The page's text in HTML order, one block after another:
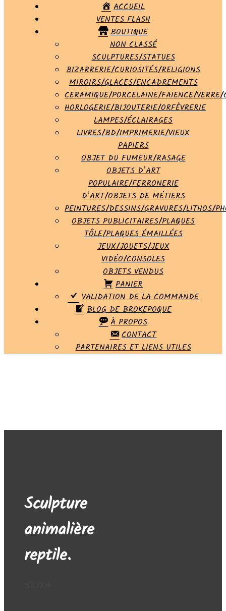
ACCUEIL
VENTES FLASH
BOUTIQUE
NON CLASSÉ
SCULPTURES/STATUES
BIZARRERIE/CURIOSITÉS/RELIGIONS
MIROIRS/GLACES/ENCADREMENTS
CERAMIQUE/PORCELAINE/FAIENCE/VERRE/
HORLOGERIE/BIJOUTERIE/ORFÈVRERIE
LAMPES/ÉCLAIRAGES
LIVRES/BD/IMPRIMERIE/VIEUX
PAPIERS
OBJET DU FUMEUR/RASAGE
OBJETS D’ART
POPULAIRE/FERRONERIE
D’ART/OBJETS DE MÉTIERS
PEINTURES/DESSINS/GRAVURES/LITHOS/
OBJETS PUBLICITAIRES/PLAQUES
TÔLE/PLAQUES ÉMAILLÉES
JEUX/JOUETS/JEUX
VIDÉO/CONSOLES
OBJETS VENDUS
PANIER
VALIDATION DE LA COMMANDE
BLOG DE BROKEPOQUE
À PROPOS
CONTACT
PARTENAIRES ET LIENS UTILES
Sculpture
animalière
reptile.